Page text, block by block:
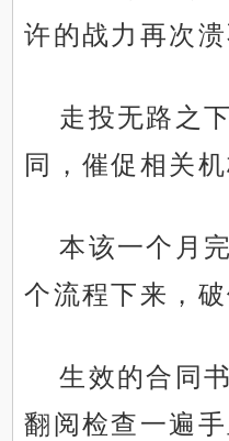
许的战力再次溃
走投无路之
同，催促相关
本该一个月
个流程下来，
生效的合同
翻阅检查一遍